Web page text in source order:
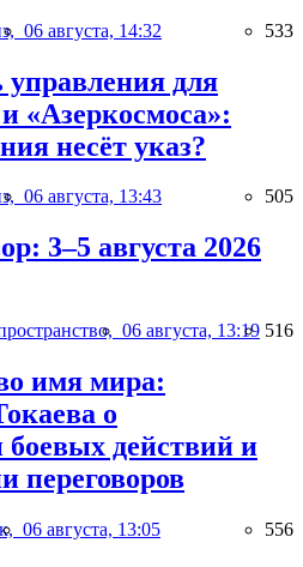
06 августа, 14:32 533
для
«Азеркосмоса»:
несёт указ?
06 августа, 13:43 505
3–5 августа 2026
06 августа, 13:19 516
имя мира:
о
действий и
переговоров
06 августа, 13:05 556